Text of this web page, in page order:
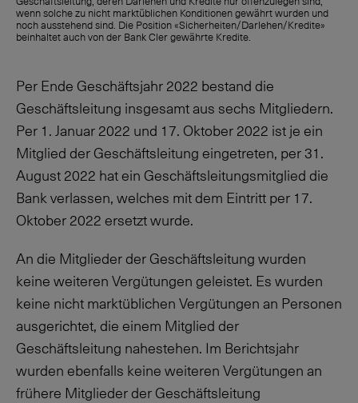
wenn solche zu nicht marktüblichen Konditionen gewährt wurden und
noch ausstehend sind. Die Position «Sicherheiten/Darlehen/Kredite»
beinhaltet auch von der Bank Cler gewährte Kredite.
Per Ende Geschäftsjahr 2022 bestand die
Geschäftsleitung insgesamt aus sechs Mitgliedern.
Per 1. Januar 2022 und 17. Oktober 2022 ist je ein
Mitglied der Geschäftsleitung eingetreten, per 31.
August 2022 hat ein Geschäftsleitungsmitglied die
Bank verlassen, welches mit dem Eintritt per 17.
Oktober 2022 ersetzt wurde.
An die Mitglieder der Geschäftsleitung wurden
keine weiteren Vergütungen geleistet. Es wurden
keine nicht marktüblichen Vergütungen an Personen
ausgerichtet, die einem Mitglied der
Geschäftsleitung nahestehen. Im Berichtsjahr
wurden ebenfalls keine weiteren Vergütungen an
frühere Mitglieder der Geschäftsleitung